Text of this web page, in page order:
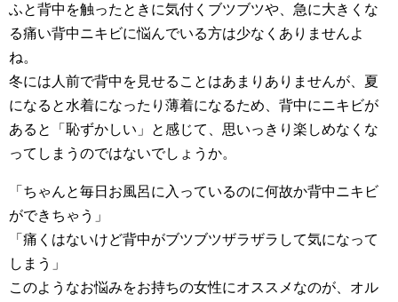
ふと背中を触ったときに気付くブツブツや、急に大きくな
る痛い背中ニキビに悩んでいる方は少なくありませんよ
ね。
冬には人前で背中を見せることはあまりありませんが、夏
になると水着になったり薄着になるため、背中にニキビが
あると「恥ずかしい」と感じて、思いっきり楽しめなくな
ってしまうのではないでしょうか。
「ちゃんと毎日お風呂に入っているのに何故か背中ニキビ
ができちゃう」
「痛くはないけど背中がブツブツザラザラして気になって
しまう」
このようなお悩みをお持ちの女性にオススメなのが、オル